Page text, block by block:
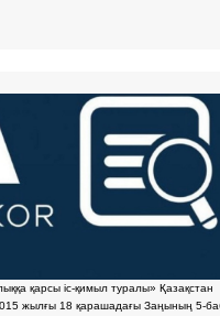
қарсы іс-қимыл туралы» Қазақстан
жылғы 18 қарашадағы Заңының 5-